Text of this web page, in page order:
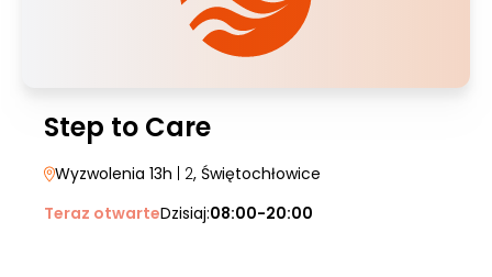
Step to Care
Wyzwolenia 13h | 2, Świętochłowice
Teraz otwarteDzisiaj:08:00-20:00